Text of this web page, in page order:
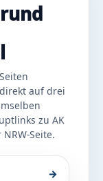
auf drei
zu AK
Seite.
→